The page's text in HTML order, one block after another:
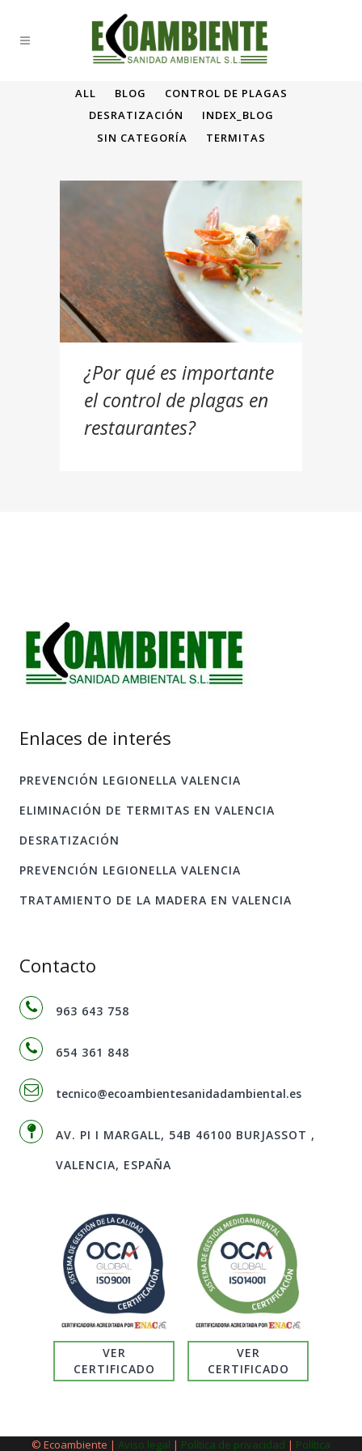
ALL BLOG
CONTROL DE PLAGAS
DESRATIZACIÓN
INDEX_BLOG
SIN CATEGORÍA
TERMITAS
¿Por qué es importante
el control de plagas en
restaurantes?
Enlaces de interés
PREVENCIÓN LEGIONELLA VALENCIA
ELIMINACIÓN DE TERMITAS EN VALENCIA
DESRATIZACIÓN
PREVENCIÓN LEGIONELLA VALENCIA
TRATAMIENTO DE LA MADERA EN VALENCIA
Contacto
963 643 758
654 361 848
tecnico@ecoambientesanidadambiental.es
AV. PI I MARGALL, 54B 46100 BURJASSOT ,
VALENCIA, ESPAÑA
VER
CERTIFICADO
VER
CERTIFICADO
© Ecoambiente | Aviso legal | Política de privacidad | Política